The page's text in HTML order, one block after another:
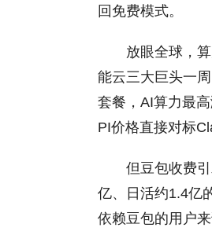
回免费模式。
放眼全球，
能云三大巨头一
套餐，AI算力最
PI价格直接对标
但豆包收费
亿、日活约1.4亿
依赖豆包的用户来